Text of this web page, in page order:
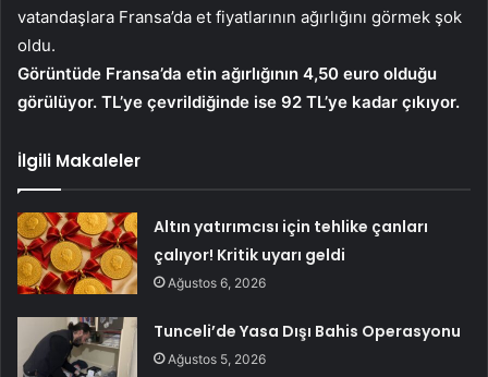
vatandaşlara Fransa’da et fiyatlarının ağırlığını görmek şok
oldu.
Görüntüde Fransa’da etin ağırlığının 4,50 euro olduğu
görülüyor. TL’ye çevrildiğinde ise 92 TL’ye kadar çıkıyor.
İlgili Makaleler
Altın yatırımcısı için tehlike çanları
çalıyor! Kritik uyarı geldi
Ağustos 6, 2026
Tunceli’de Yasa Dışı Bahis Operasyonu
Ağustos 5, 2026